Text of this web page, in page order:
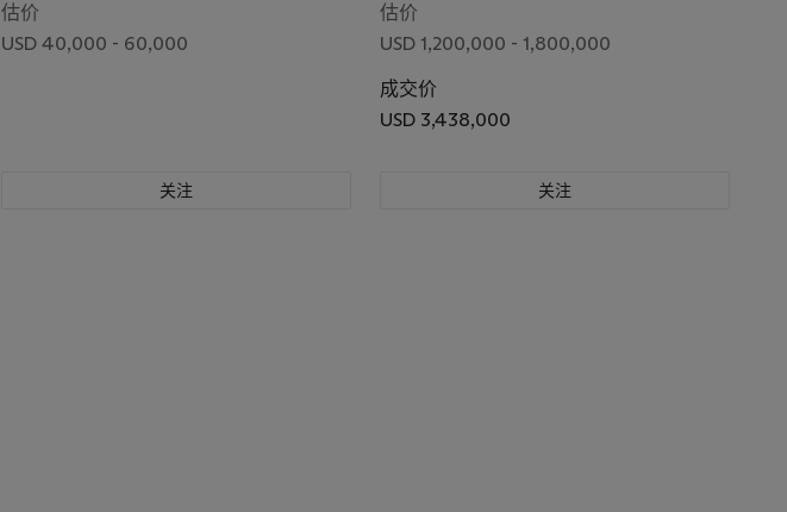
估价
USD 40,000 - 60,000
关注
估价
USD 1,200,000 - 1,800,000
成交价
USD 3,438,000
关注